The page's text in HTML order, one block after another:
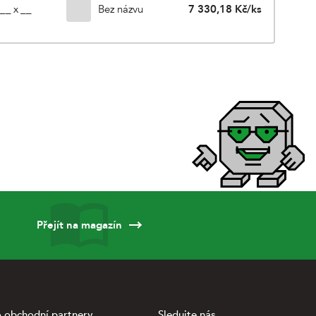
x __ Bez názvu 7 330,18 Kč/ks
Přejít na magazín